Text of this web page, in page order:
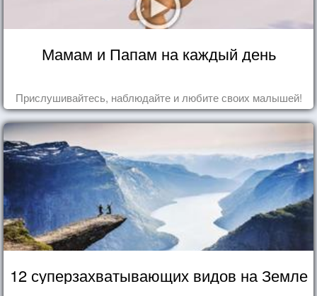
Мамам и Папам на каждый день
Прислушивайтесь, наблюдайте и любите своих малышей!
12 суперзахватывающих видов на Земле